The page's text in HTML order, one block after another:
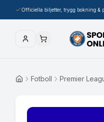
Officiella biljetter, trygg bokning &
Hem Fotboll Premier